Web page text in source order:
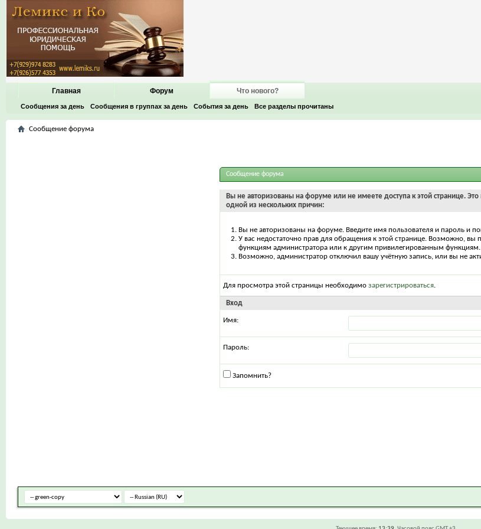
Главная Форум Что нового?
Сообщения за день Сообщения в группах за день События за день Все разделы прочитаны
Сообщение форума
Сообщение форума
Вы не авторизованы на форуме или не имеете доступа к этой странице.
одной из нескольких причин:
Вы не авторизованы на форуме. Введите имя пользователя и пароль и
У вас недостаточно прав для обращения к этой странице. Возможно, вы
функциям администратора или к другим привилегированным функциям.
Возможно, администратор отключил вашу учётную запись, или вы не
Для просмотра этой страницы необходимо зарегистрироваться.
Вход
Имя:
Пароль:
Запомнить?